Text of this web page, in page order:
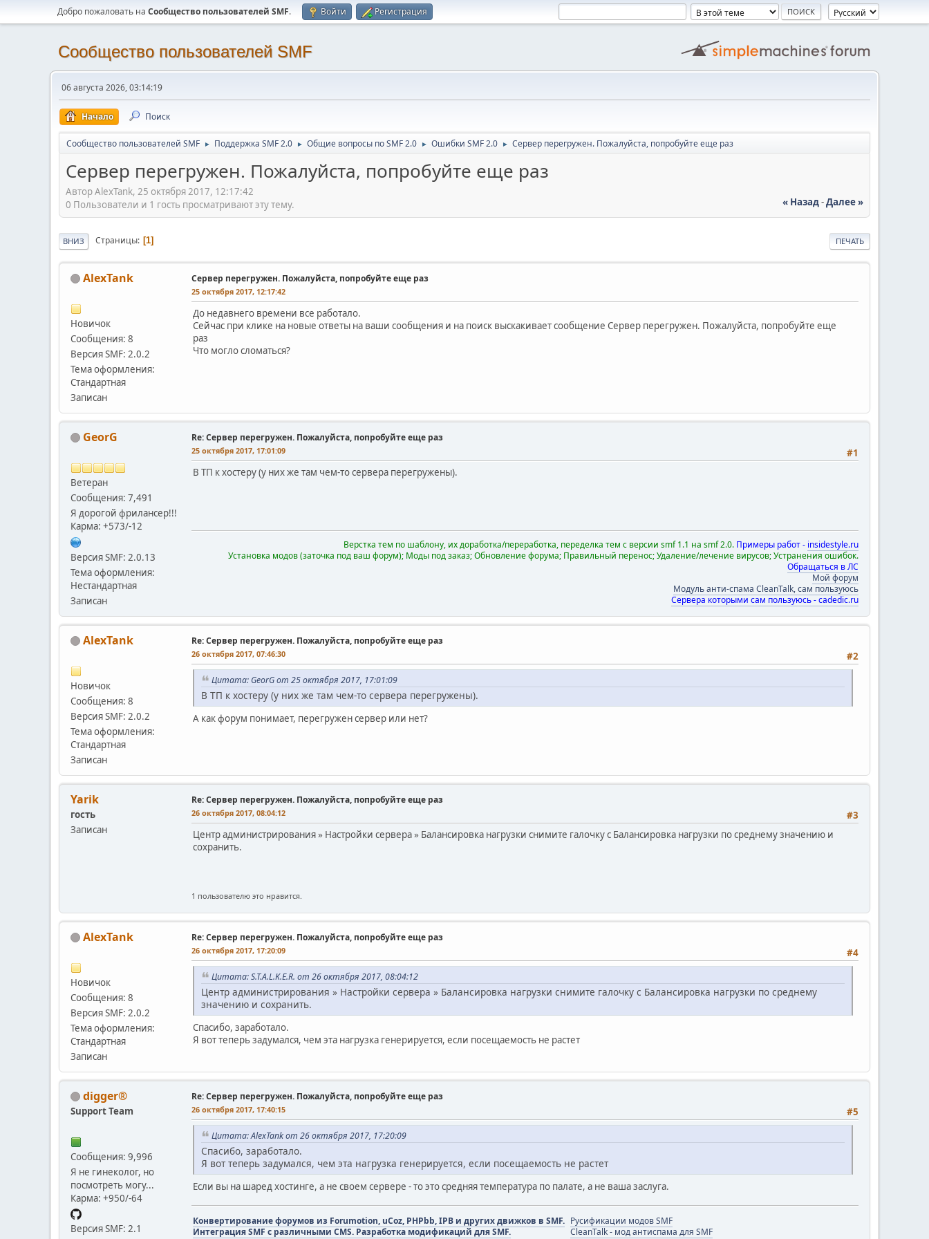
Добро пожаловать на Cообщество пользователей SMF. Войти Регистрация
Cообщество пользователей SMF
06 августа 2026, 03:14:19
Начало Поиск
Cообщество пользователей SMF ► Поддержка SMF 2.0 ► Общие вопросы по SMF 2.0 ► Ошибки SMF 2.0 ► Сервер перегружен. Пожалуйста, попробуйте еще раз
Сервер перегружен. Пожалуйста, попробуйте еще раз
Автор AlexTank, 25 октября 2017, 12:17:42
« Назад-Далее »
0 Пользователи и 1 гость просматривают эту тему.
ПЕЧАТЬ
ВНИЗ Страницы 1
AlexTank
Новичок
Сообщения: 8
Версия SMF: 2.0.2
Тема оформления:
Стандартная
Записан
Сервер перегружен. Пожалуйста, попробуйте еще раз
25 октября 2017, 12:17:42
До недавнего времени все работало.
Сейчас при клике на новые ответы на ваши сообщения и на поиск выскакивает сообщение Сервер перегружен. Пожалуйста, попробуйте еще
раз
Что могло сломаться?
GeorG
Ветеран
Сообщения: 7,491
Я дорогой фрилансер!!!
Карма: +573/-12
Версия SMF: 2.0.13
Тема оформления:
Нестандартная
Записан
Re: Сервер перегружен. Пожалуйста, попробуйте еще раз
#1
25 октября 2017, 17:01:09
В ТП к хостеру (у них же там чем-то сервера перегружены).
Верстка тем по шаблону, их доработка/переработка, переделка тем с версии smf 1.1 на smf 2.0. Примеры работ - insidestyle.ru
Установка модов (заточка под ваш форум); Моды под заказ; Обновление форума; Правильный перенос; Удаление/лечение вирусов; Устранения ошибок.
Обращаться в ЛС
Мой форум
Модуль анти-спама CleanTalk, сам пользуюсь
Сервера которыми сам пользуюсь - cadedic.ru
AlexTank
Новичок
Сообщения: 8
Версия SMF: 2.0.2
Тема оформления:
Стандартная
Записан
Re: Сервер перегружен. Пожалуйста, попробуйте еще раз
#2
26 октября 2017, 07:46:30
Цитата: GeorG от 25 октября 2017, 17:01:09
В ТП к хостеру (у них же там чем-то сервера перегружены).
А как форум понимает, перегружен сервер или нет?
Yarik
гость
Записан
Re: Сервер перегружен. Пожалуйста, попробуйте еще раз
#3
26 октября 2017, 08:04:12
Центр администрирования » Настройки сервера » Балансировка нагрузки снимите галочку с Балансировка нагрузки по среднему значению и
сохранить.
1 пользователю это нравится.
AlexTank
Новичок
Сообщения: 8
Версия SMF: 2.0.2
Тема оформления:
Стандартная
Записан
Re: Сервер перегружен. Пожалуйста, попробуйте еще раз
#4
26 октября 2017, 17:20:09
Цитата: S.T.A.L.K.E.R. от 26 октября 2017, 08:04:12
Центр администрирования » Настройки сервера » Балансировка нагрузки снимите галочку с Балансировка нагрузки по среднему
значению и сохранить.
Спасибо, заработало.
Я вот теперь задумался, чем эта нагрузка генерируется, если посещаемость не растет
digger®
Support Team
Сообщения: 9,996
Я не гинеколог, но
посмотреть могу...
Карма: +950/-64
Версия SMF: 2.1
Re: Сервер перегружен. Пожалуйста, попробуйте еще раз
#5
26 октября 2017, 17:40:15
Цитата: AlexTank от 26 октября 2017, 17:20:09
Спасибо, заработало.
Я вот теперь задумался, чем эта нагрузка генерируется, если посещаемость не растет
Если вы на шаред хостинге, а не своем сервере - то это средняя температура по палате, а не ваша заслуга.
Конвертирование форумов из Forumotion, uCoz, PHPbb, IPB и других движков в SMF.
Интеграция SMF с различными CMS. Разработка модификаций для SMF.
Русификации модов SMF
CleanTalk - мод антиспама для SMF